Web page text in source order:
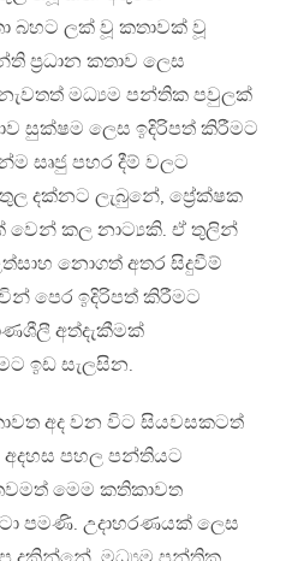
බහට ලක් වූ කතාවක් වූ
ප්‍රධාන කතාව ලෙස
මධ්‍යම පන්තික පවුලක්
සුක්ෂම ලෙස ඉදිරිපත් කිරීමට
සෘජු පහර දීම් වලට
දක්නට ලැබුනේ, ප්‍රේක්ෂක
වෙන් කල නාට්‍යකි. ඒ තුලින්
නොගත් අතර සිදුවීම්
පෙර ඉදිරිපත් කිරීමට
අත්දැකීමක්
ඉඩ සැලසින.
අද වන විට සියවසකටත්
අදහස පහල පන්තියට
මෙම කතිකාවත
පමණි. උදාහරණයක් ලෙස